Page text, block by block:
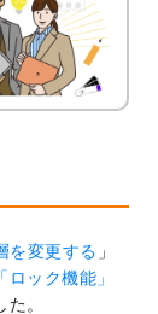
を変更する 」
ック機能」
。